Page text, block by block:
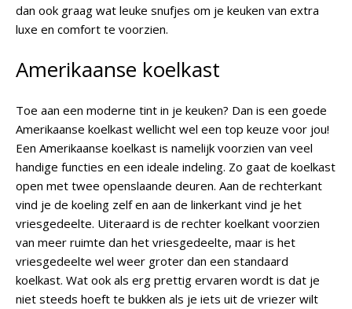
dan ook graag wat leuke snufjes om je keuken van extra
luxe en comfort te voorzien.
Amerikaanse koelkast
Toe aan een moderne tint in je keuken? Dan is een goede
Amerikaanse koelkast wellicht wel een top keuze voor jou!
Een Amerikaanse koelkast is namelijk voorzien van veel
handige functies en een ideale indeling. Zo gaat de koelkast
open met twee openslaande deuren. Aan de rechterkant
vind je de koeling zelf en aan de linkerkant vind je het
vriesgedeelte. Uiteraard is de rechter koelkant voorzien
van meer ruimte dan het vriesgedeelte, maar is het
vriesgedeelte wel weer groter dan een standaard
koelkast. Wat ook als erg prettig ervaren wordt is dat je
niet steeds hoeft te bukken als je iets uit de vriezer wilt